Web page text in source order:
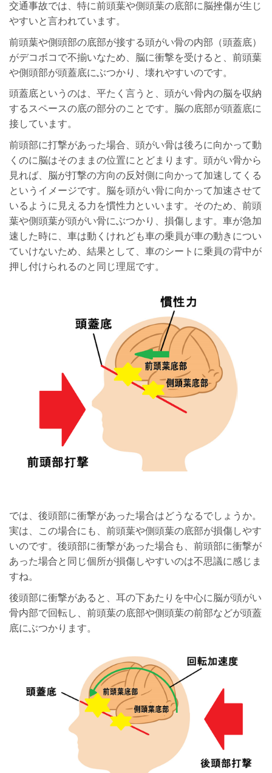
交通事故では、特に前頭葉や側頭葉の底部に脳挫傷が生じ
やすいと言われています。
前頭葉や側頭部の底部が接する頭がい骨の内部（頭蓋底）
がデコボコで不揃いなため、脳に衝撃を受けると、前頭葉
や側頭部が頭蓋底にぶつかり、壊れやすいのです。
頭蓋底というのは、平たく言うと、頭がい骨内の脳を収納
するスペースの底の部分のことです。脳の底部が頭蓋底に
接しています。
前頭部に打撃があった場合、頭がい骨は後ろに向かって動
くのに脳はそのままの位置にとどまります。頭がい骨から
見れば、脳が打撃の方向の反対側に向かって加速してくる
というイメージです。脳を頭がい骨に向かって加速させて
いるように見える力を慣性力といいます。そのため、前頭
葉や側頭葉が頭がい骨にぶつかり、損傷します。車が急加
速した時に、車は動くけれども車の乗員が車の動きについ
ていけないため、結果として、車のシートに乗員の背中が
押し付けられるのと同じ理屈です。
では、後頭部に衝撃があった場合はどうなるでしょうか。
実は、この場合にも、前頭葉や側頭葉の底部が損傷しやす
いのです。後頭部に衝撃があった場合も、前頭部に衝撃が
あった場合と同じ個所が損傷しやすいのは不思議に感じま
すね。
後頭部に衝撃があると、耳の下あたりを中心に脳が頭がい
骨内部で回転し、前頭葉の底部や側頭葉の前部などが頭蓋
底にぶつかります。